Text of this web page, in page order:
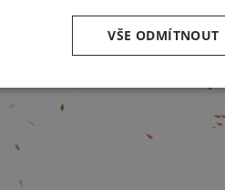
VŠE ODMÍTNOUT